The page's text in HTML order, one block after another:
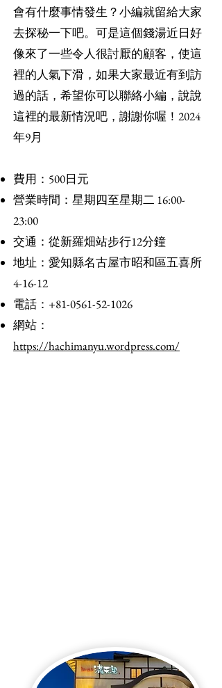
會有什麼事情發生？小編就留給大家
去探秘一下吧。可是這個錢湯近日好
像來了一些令人很討厭的顧客，使這
裡的人氣下滑，如果大家最近有到訪
過的話，希望你可以聯絡小編，說說
這裡的最新情況吧，謝謝你喔！2024
年9月
費用：500日元
營業時間：星期四至星期二 16:00-
23:00
交通：從新羅畑站步行12分鐘
地址：愛知縣名古屋市昭和區五喜所
4-16-12
電話：+81-0561-52-1026
​網站：
https://hachimanyu.wordpress.com/